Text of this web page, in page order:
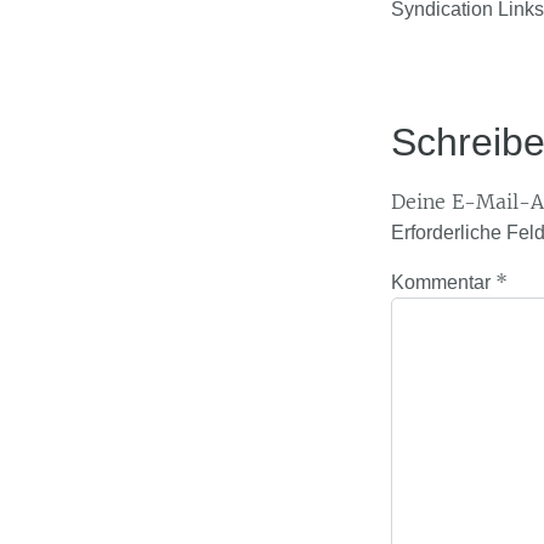
Syndication Links
Deine E-Mail-
Erforderliche
Kommentar *